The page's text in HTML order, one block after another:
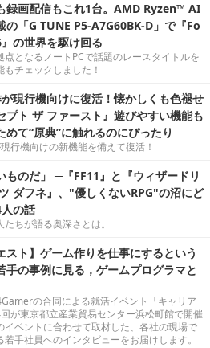
録画配信もこれ1台。AMD Ryzen™ AI
の「G TUNE P5-A7G60BK-D」で『Fo
の世界を駆け回る
点となるノートPCで話題のレースタイトルを
チェックしました！
現行機向けに復活！懐かしくも色褪せ
プト ザ ファースト』遊びやすい機能も
めて“原典”に触れるのにぴったり
行機向けの新機能を備えて復活！
ものだ」 ─『FF11』と『ウィザードリ
ダフネ』、"優しくないRPG"の沼にど
の話
ちが語る奥深さとは。
スト】ゲーム作りを仕事にするという
手の事例に見る，ゲームプログラマと
の合同による就活イベント「キャリア
が東京都立産業貿易センター浜松町館で開催
イベントに合わせて取材した、各社の現場で
手社員へのインタビューをお届けします。